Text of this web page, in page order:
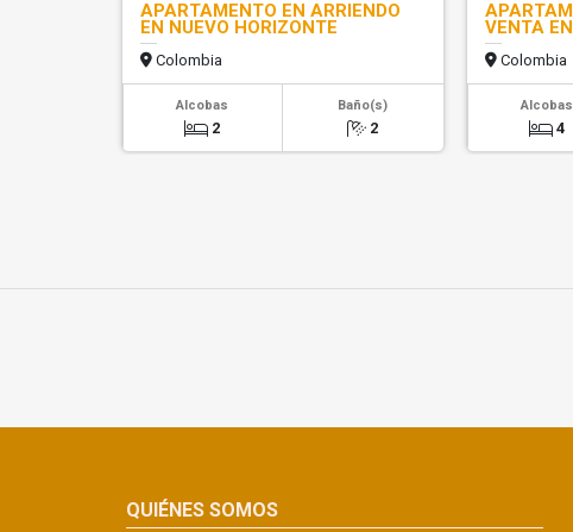
APARTAMENTO EN ARRIENDO
EN NUEVO HORIZONTE
Colombia
Alcobas
2
Baño(s)
2
VENTA
Colombia
Alcobas
4
QUIÉNES SOMOS